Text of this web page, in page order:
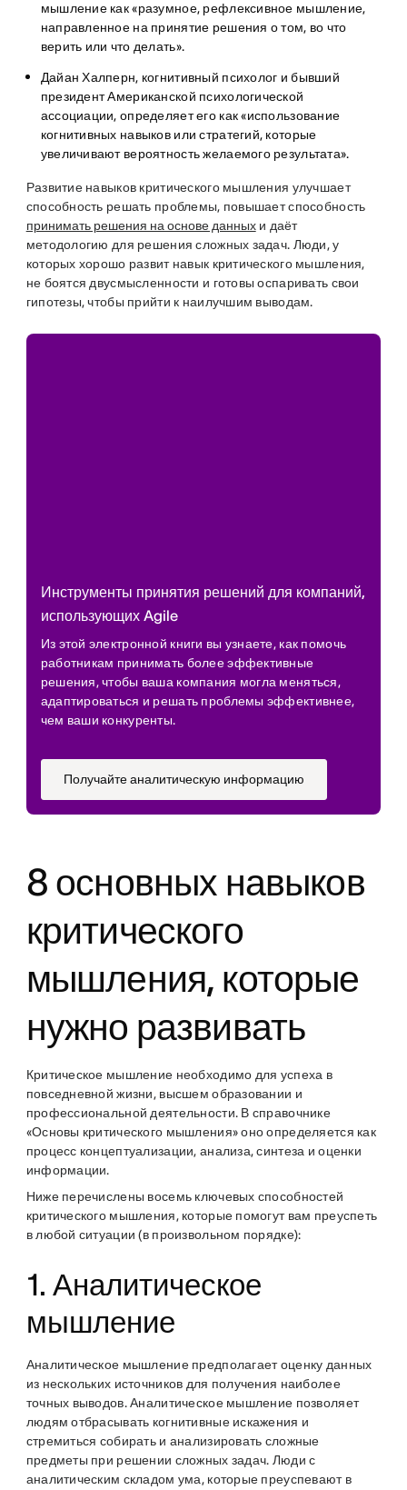
мышление как «разумное, рефлексивное мышление,
направленное на принятие решения о том, во что
верить или что делать».
Дайан Халперн, когнитивный психолог и бывший
президент Американской психологической
ассоциации, определяет его как «использование
когнитивных навыков или стратегий, которые
увеличивают вероятность желаемого результата».
Развитие навыков критического мышления улучшает
способность решать проблемы, повышает способность
принимать решения на основе данныхи даёт
методологию для решения сложных задач. Люди, у
которых хорошо развит навык критического мышления,
не боятся двусмысленности и готовы оспаривать свои
гипотезы, чтобы прийти к наилучшим выводам.
Инструменты принятия решений для компаний,
использующих Agile
Из этой электронной книги вы узнаете, как помочь
работникам принимать более эффективные
решения, чтобы ваша компания могла меняться,
адаптироваться и решать проблемы эффективнее,
чем ваши конкуренты.
Получайте аналитическую информацию
8 основных навыков
критического
мышления, которые
нужно развивать
Критическое мышление необходимо для успеха в
повседневной жизни, высшем образовании и
профессиональной деятельности. В справочнике
«Основы критического мышления» оно определяется как
процесс концептуализации, анализа, синтеза и оценки
информации.
Ниже перечислены восемь ключевых способностей
критического мышления, которые помогут вам преуспеть
в любой ситуации (в произвольном порядке):
1. Аналитическое
мышление
Аналитическое мышление предполагает оценку данных
из нескольких источников для получения наиболее
точных выводов. Аналитическое мышление позволяет
людям отбрасывать когнитивные искажения и
стремиться собирать и анализировать сложные
предметы при решении сложных задач. Люди с
аналитическим складом ума, которые преуспевают в